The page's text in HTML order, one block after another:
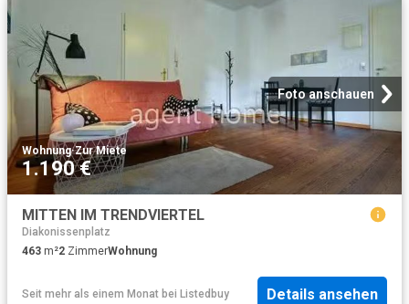
Foto anschauen
Wohnung·Zur Miete
1.190 €
MITTEN IM TRENDVIERTEL
Diakonissenplatz
463 m²2 ZimmerWohnung
Seit mehr als einem Monat bei Listedbuy Details ansehen